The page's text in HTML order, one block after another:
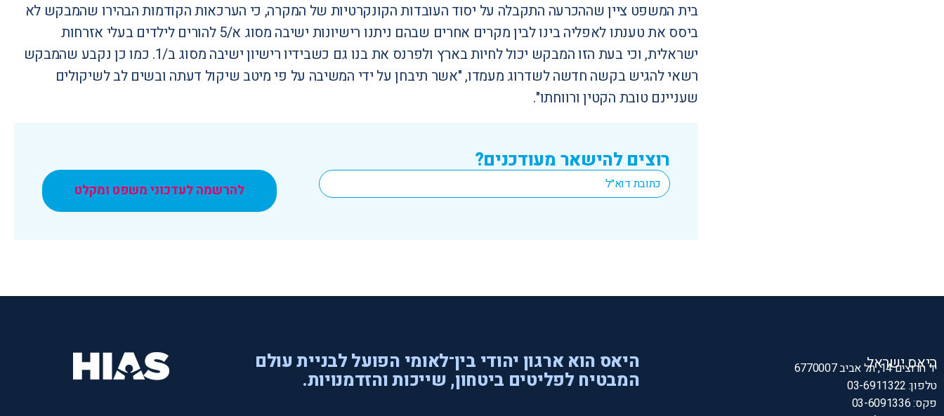
בית המשפט ציין שההכרעה התקבלה על יסוד העובדות הקונקרטיות של המקרה, כי הערכאות הקודמות הבהירו שהמבקש לא
ביסס את טענתו לאפליה בינו לבין מקרים אחרים שבהם ניתנו רישיונות ישיבה מסוג א/5 להורים לילדים בעלי אזרחות
ישראלית, וכי בעת הזו המבקש יכול לחיות בארץ ולפרנס את בנו גם כשבידיו רישיון ישיבה מסוג ב/1. כמו כן נקבע שהמבקש
רשאי להגיש בקשה חדשה לשדרוג מעמדו, "אשר תיבחן על ידי המשיבה על פי מיטב שיקול דעתה ובשים לב לשיקולים
שעניינם טובת הקטין ורווחתו".
רוצים להישאר מעודכנים?
Email
*
להרשמה לעדכוני משפט ומקלט
היאס ישראל
יד חרוצים 14, תל אביב 6770007
טלפון: 03-6911322
פקס: 03-6091336
היאס הוא ארגון יהודי בין־לאומי הפועל לבניית עולם
המבטיח לפליטים ביטחון, שייכות והזדמנויות.